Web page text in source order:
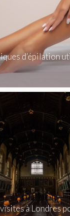
d’épilation
à Londres